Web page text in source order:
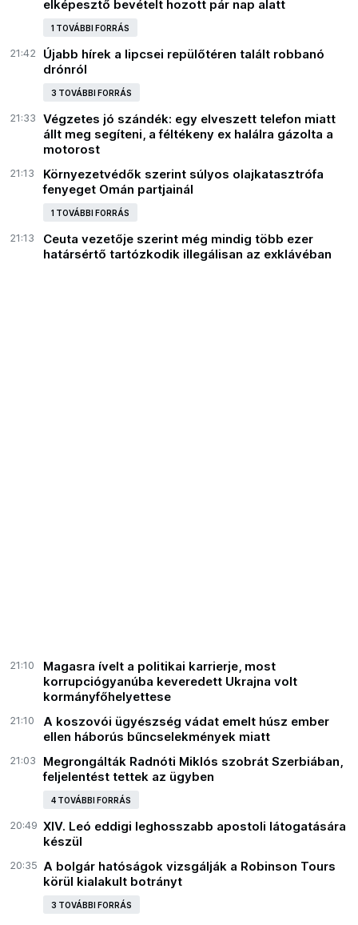
elképesztő bevételt hozott pár nap alatt
1 TOVÁBBI FORRÁS
21:42
Újabb hírek a lipcsei repülőtéren talált robbanó
drónról
3 TOVÁBBI FORRÁS
21:33
Végzetes jó szándék: egy elveszett telefon miatt
állt meg segíteni, a féltékeny ex halálra gázolta a
motorost
21:13
Környezetvédők szerint súlyos olajkatasztrófa
fenyeget Omán partjainál
1 TOVÁBBI FORRÁS
21:13
Ceuta vezetője szerint még mindig több ezer
határsértő tartózkodik illegálisan az exklávéban
21:10
Magasra ívelt a politikai karrierje, most
korrupciógyanúba keveredett Ukrajna volt
kormányfőhelyettese
21:10
A koszovói ügyészség vádat emelt húsz ember
ellen háborús bűncselekmények miatt
21:03
Megrongálták Radnóti Miklós szobrát Szerbiában,
feljelentést tettek az ügyben
4 TOVÁBBI FORRÁS
20:49 XIV. Leó eddigi leghosszabb apostoli látogatására
készül
20:35 A bolgár hatóságok vizsgálják a Robinson Tours
körül kialakult botrányt
3 TOVÁBBI FORRÁS